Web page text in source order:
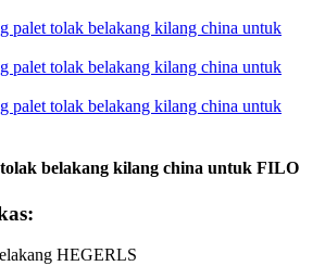
belakang kilang china untuk FILO
HEGERLS